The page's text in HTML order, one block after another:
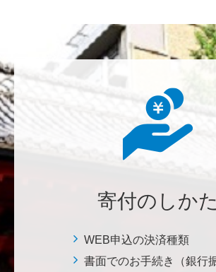
本日は素晴らしい練習の成果を拝聴し
らも自信をもって励んでください。
七笑酒造株式会社
科・理学部基金>
寄付のしかた
WEB申込の決済種類
書面でのお手続き（銀行